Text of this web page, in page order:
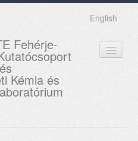
English
Fehérje-
és
Kémia és